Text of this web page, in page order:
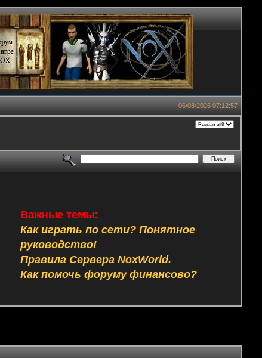
06/08/2026 07:12:57
Важные темы:
Как играть по сети? Понятное
руководство!
Правила Сервера NoxWorld.
Как помочь форуму финансово?